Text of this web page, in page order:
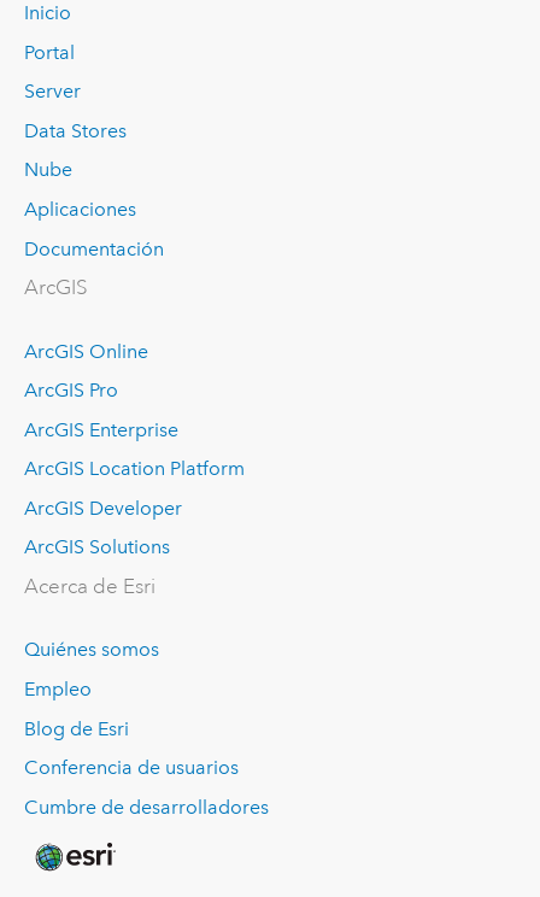
Inicio
Portal
Server
Data Stores
Nube
Aplicaciones
Documentación
ArcGIS
ArcGIS Online
ArcGIS Pro
ArcGIS Enterprise
ArcGIS Location Platform
ArcGIS Developer
ArcGIS Solutions
Acerca de Esri
Quiénes somos
Empleo
Blog de Esri
Conferencia de usuarios
Cumbre de desarrolladores